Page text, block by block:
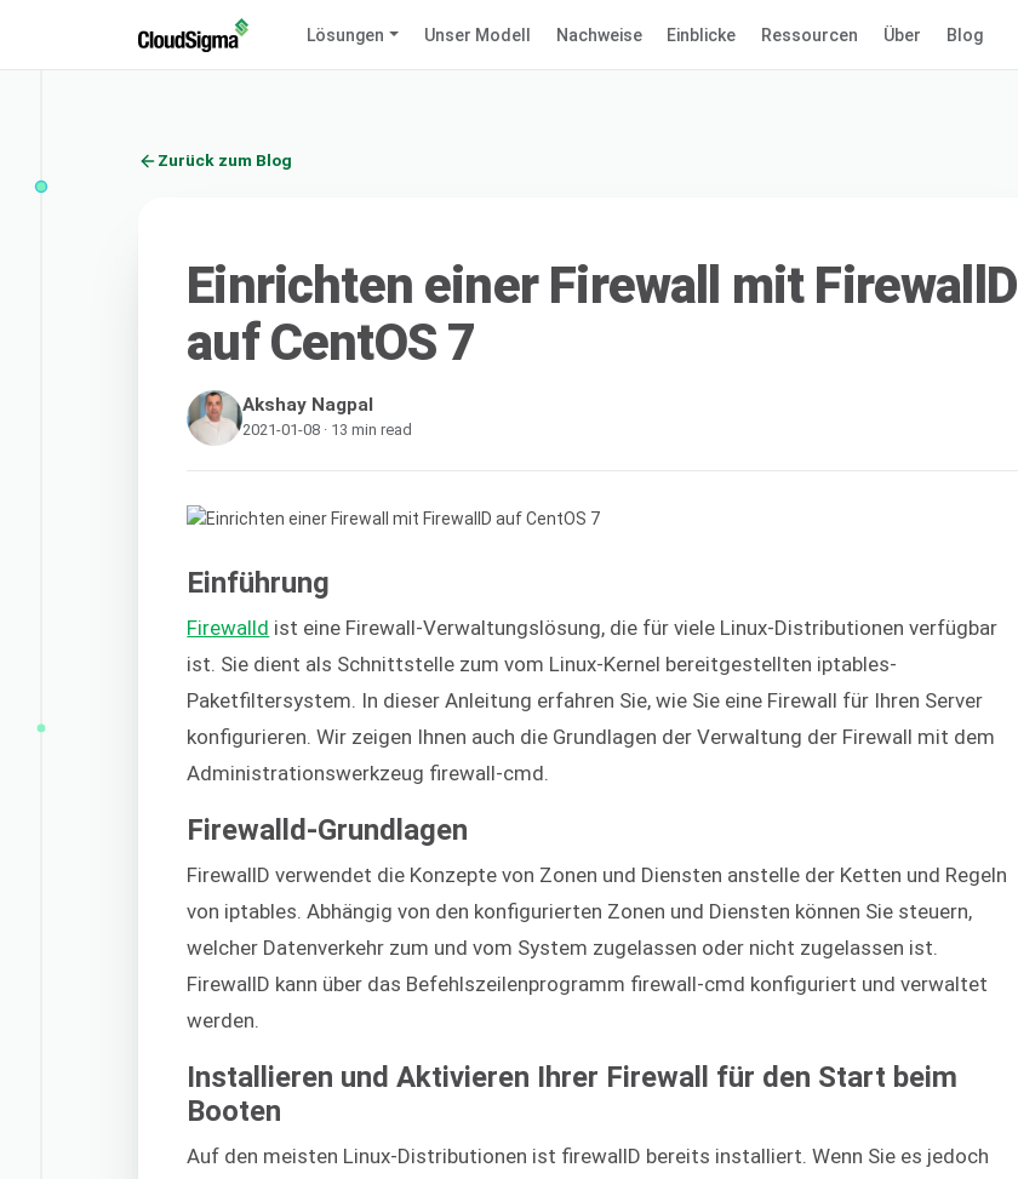
Lösungen Unser Modell Nachweise Einblicke Ressourcen Über Blog
Zurück zum Blog
Einrichten einer Firewall mit FirewallD
auf CentOS 7
Akshay Nagpal
2021-01-08 · 13 min read
Einführung
Firewalld ist eine Firewall-Verwaltungslösung, die für viele Linux-Distributionen verfügbar
ist. Sie dient als Schnittstelle zum vom Linux-Kernel bereitgestellten iptables-
Paketfiltersystem. In dieser Anleitung erfahren Sie, wie Sie eine Firewall für Ihren Server
konfigurieren. Wir zeigen Ihnen auch die Grundlagen der Verwaltung der Firewall mit dem
Administrationswerkzeug firewall-cmd.
Firewalld-Grundlagen
FirewallD verwendet die Konzepte von Zonen und Diensten anstelle der Ketten und Regeln
von iptables. Abhängig von den konfigurierten Zonen und Diensten können Sie steuern,
welcher Datenverkehr zum und vom System zugelassen oder nicht zugelassen ist.
FirewallD kann über das Befehlszeilenprogramm firewall-cmd konfiguriert und verwaltet
werden.
Installieren und Aktivieren Ihrer Firewall für den Start beim
Booten
Auf den meisten Linux-Distributionen ist firewallD bereits installiert. Wenn Sie es jedoch